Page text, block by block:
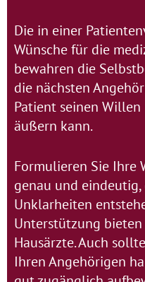
Die in einer
Wünsche für die
bewahren die
die nächsten
Patient seinen
äußern kann.
Formulieren Sie Ihre
genau und
Unklarheiten
Unterstützung
Hausärzte. Auch
Ihren Angehörigen